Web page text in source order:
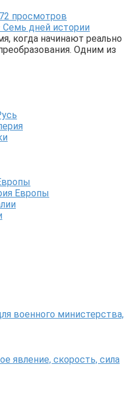
просмотров
дней истории
когда начинают реально
Одним из
Европы
военного министерства,
явление, скорость, сила